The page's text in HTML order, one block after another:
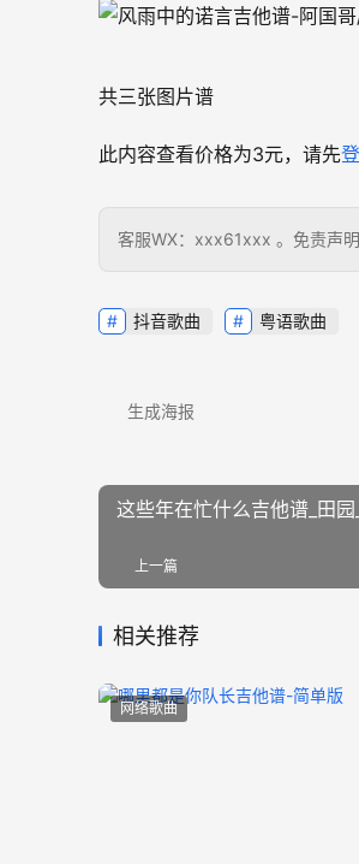
共三张图片谱
此内容查看价格为3元，请先
客服WX：xxx61xxx 。免责声
抖音歌曲 粤语歌曲
生成海报
这些年在忙什么吉他谱_田
上一篇
相关推荐
网络歌曲